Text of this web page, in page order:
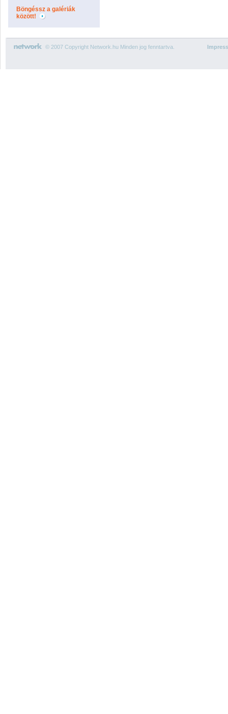
Böngéssz a galériák
között!
© 2007 Copyright Network.hu Minden jog fenntartva.